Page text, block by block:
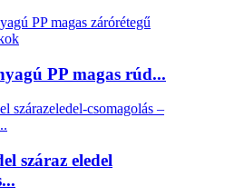
PP magas rúd...
száraz eledel